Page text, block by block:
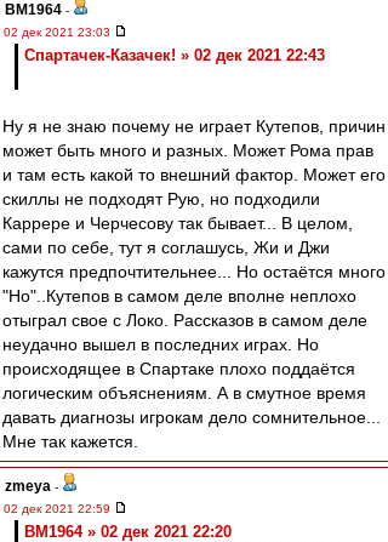
BM1964 -
02 дек 2021 23:03
Спартачек-Казачек! » 02 дек 2021 22:43
Ну я не знаю почему не играет Кутепов, причин
может быть много и разных. Может Рома прав
и там есть какой то внешний фактор. Может его
скиллы не подходят Рую, но подходили
Каррере и Черчесову так бывает... В целом,
сами по себе, тут я соглашусь, Жи и Джи
кажутся предпочтительнее... Но остаётся много
"Но"..Кутепов в самом деле вполне неплохо
отыграл свое с Локо. Рассказов в самом деле
неудачно вышел в последних играх. Но
происходящее в Спартаке плохо поддаётся
логическим объяснениям. А в смутное время
давать диагнозы игрокам дело сомнительное...
Мне так кажется.
zmeya -
02 дек 2021 22:59
BM1964 » 02 дек 2021 22:20